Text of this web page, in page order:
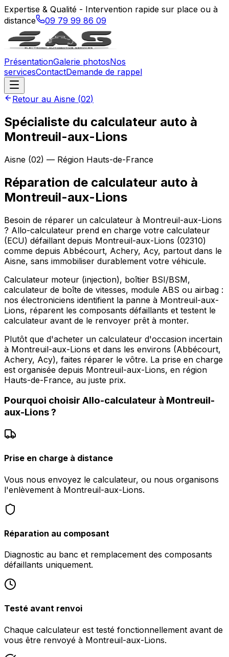
Expertise & Qualité - Intervention rapide sur place ou à
distance
09 79 99 86 09
PrésentationGalerie photosNos
servicesContactDemande de rappel
Retour au Aisne (02)
Spécialiste du calculateur auto à
Montreuil-aux-Lions
Aisne (02) — Région Hauts-de-France
Réparation de calculateur auto à
Montreuil-aux-Lions
Besoin de réparer un calculateur à Montreuil-aux-Lions
? Allo-calculateur prend en charge votre calculateur
(ECU) défaillant depuis Montreuil-aux-Lions (02310)
comme depuis Abbécourt, Achery, Acy, partout dans le
Aisne, sans immobiliser durablement votre véhicule.
Calculateur moteur (injection), boîtier BSI/BSM,
calculateur de boîte de vitesses, module ABS ou airbag :
nos électroniciens identifient la panne à Montreuil-aux-
Lions, réparent les composants défaillants et testent le
calculateur avant de le renvoyer prêt à monter.
Plutôt que d'acheter un calculateur d'occasion incertain
à Montreuil-aux-Lions et dans les environs (Abbécourt,
Achery, Acy), faites réparer le vôtre. La prise en charge
est organisée depuis Montreuil-aux-Lions, en région
Hauts-de-France, au juste prix.
Pourquoi choisir Allo-calculateur à Montreuil-
aux-Lions?
Prise en charge à distance
Vous nous envoyez le calculateur, ou nous organisons
l'enlèvement à Montreuil-aux-Lions.
Réparation au composant
Diagnostic au banc et remplacement des composants
défaillants uniquement.
Testé avant renvoi
Chaque calculateur est testé fonctionnellement avant de
vous être renvoyé à Montreuil-aux-Lions.